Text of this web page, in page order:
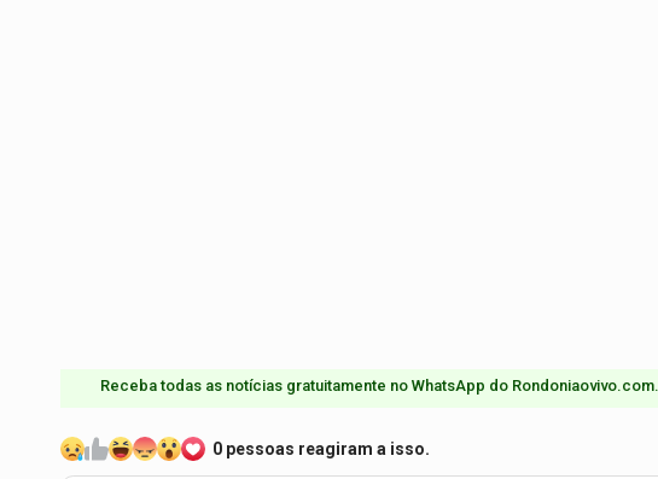
Receba todas as notícias gratuitamente no WhatsApp do Rondoniaovivo.com.​
0 pessoas reagiram a isso.